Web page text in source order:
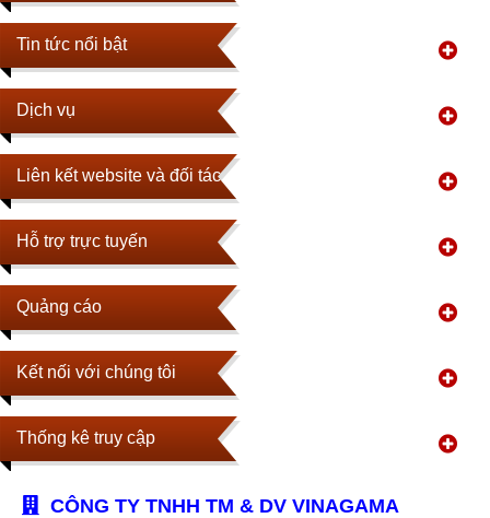
Tin tức nổi bật
Dịch vụ
Liên kết website và đối tác
Hỗ trợ trực tuyến
Quảng cáo
Kết nối với chúng tôi
Thống kê truy cập
CÔNG TY TNHH TM & DV VINAGAMA